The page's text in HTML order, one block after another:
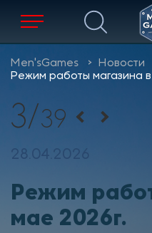
Men'sGames
Новости
Режим работы магазина в
3/39
28.04.2026
Режим
мае 2026г.